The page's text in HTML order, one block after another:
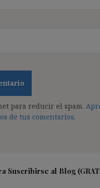
para reducir el spam.
de tus comentarios.
Suscribirse al Blog